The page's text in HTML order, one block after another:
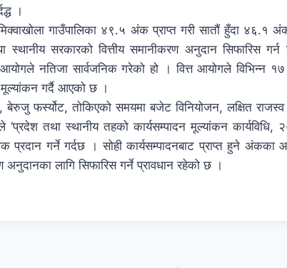
।
मिक्वाखोला गाउँपालिका ४९.५ अंक प्राप्त गरी सातौं हुँदा ४६.१
सरकारको वित्तीय समानीकरण अनुदान सिफारिस गर्न
नतिजा सार्वजनिक गरेको हो । वित्त आयोगले विभिन्न
मूल्यांकन गर्दै आएको छ ।
बेरुजु फर्स्योट, तोकिएको समयमा बजेट विनियोजन, लक्षित
‘प्रदेश तथा स्थानीय तहको कार्यसम्पादन मूल्यांकन कार्यविधि,
प्रदान गर्ने गर्दछ । सोही कार्यसम्पादनबाट प्राप्त हुने अंकका
अनुदानका लागि सिफारिस गर्ने प्रावधान रहेको छ ।